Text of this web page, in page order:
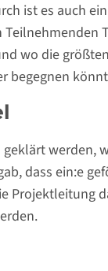
ist es auch
wo die
begegnen
werden,
dass ein:e
Projektleitung